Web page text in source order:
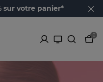
sur votre panier*
0